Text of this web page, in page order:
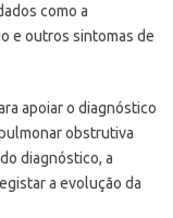
como a
e outros sintomas de
apoiar o diagnóstico
obstrutiva
diagnóstico, a
a evolução da